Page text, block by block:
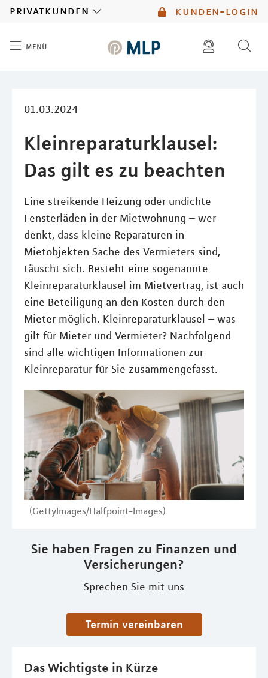
kunden-login
privatkunden
menü
01.03.2024
Kleinreparaturklausel:
Das gilt es zu beachten
Eine streikende Heizung oder undichte
Fensterläden in der Mietwohnung – wer
denkt, dass kleine Reparaturen in
Mietobjekten Sache des Vermieters sind,
täuscht sich. Besteht eine sogenannte
Kleinreparaturklausel im Mietvertrag, ist auch
eine Beteiligung an den Kosten durch den
Mieter möglich. Kleinreparaturklausel – was
gilt für Mieter und Vermieter? Nachfolgend
sind alle wichtigen Informationen zur
Kleinreparatur für Sie zusammengefasst.
(GettyImages/Halfpoint-Images)
Sie haben Fragen zu Finanzen und
Versicherungen?
Sprechen Sie mit uns
Termin vereinbaren
Das Wichtigste in Kürze